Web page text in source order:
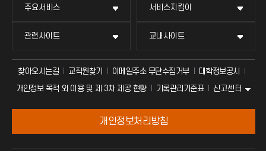
주요서비스 서비스지킴이
관련사이트 교내사이트
찾아오시는길 교직원찾기 이메일주소 무단수집거부
대학정보공시
개인정보 목적 외 이용 및 제 3차 제공 현황
기록관리기준표 신고센터
개인정보처리방침